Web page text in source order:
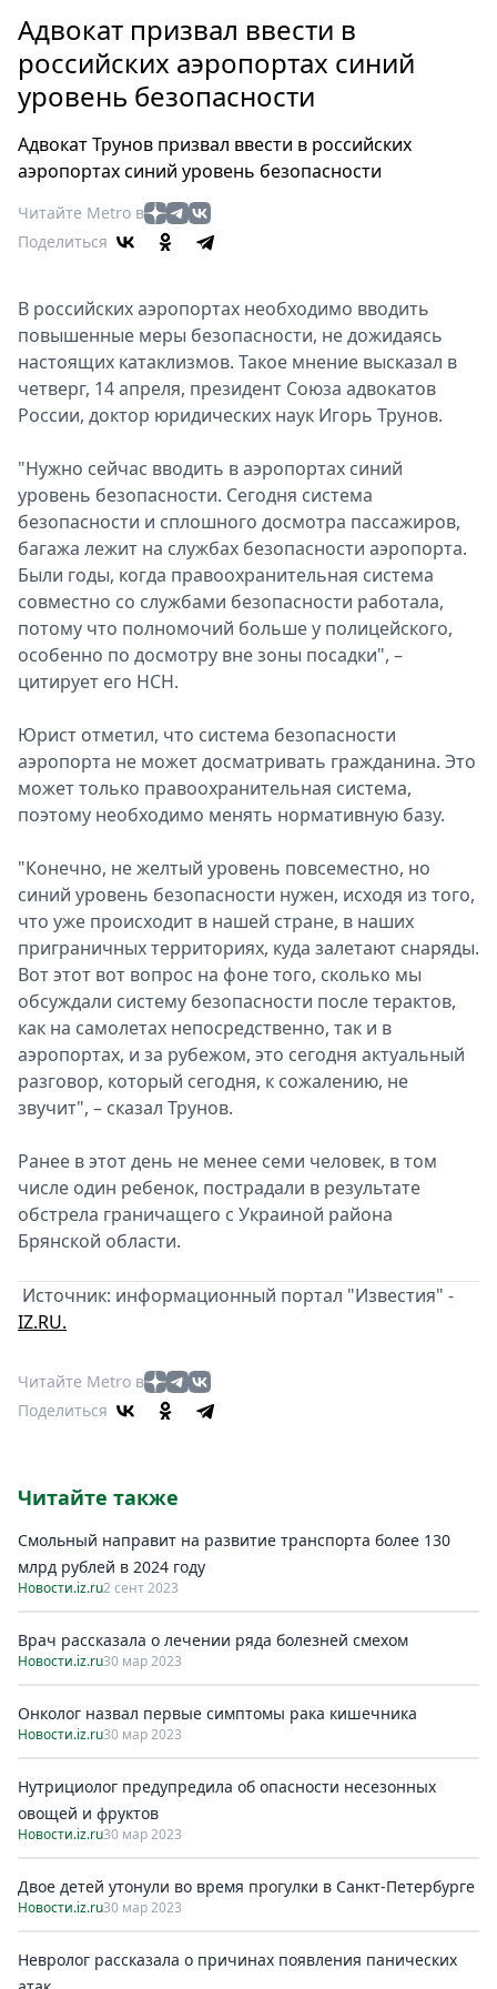
Россия
Мир
Здоровье
Туризм
Мода
Театр
Кино
Книги
Выставки
Пресс-
релизы
Metro
Стримы
Спецпроекты
Звезды
Выборы
2026
Скачай
Metro
Адвокат призвал ввести в
российских аэропортах синий
уровень безопасности
Адвокат Трунов призвал ввести в российских
аэропортах синий уровень безопасности
Читайте Metro в
Поделиться
В российских аэропортах необходимо вводить
повышенные меры безопасности, не дожидаясь
настоящих катаклизмов. Такое мнение высказал в
четверг, 14 апреля, президент Союза адвокатов
России, доктор юридических наук Игорь Трунов.
"Нужно сейчас вводить в аэропортах синий
уровень безопасности. Сегодня система
безопасности и сплошного досмотра пассажиров,
багажа лежит на службах безопасности аэропорта.
Были годы, когда правоохранительная система
совместно со службами безопасности работала,
потому что полномочий больше у полицейского,
особенно по досмотру вне зоны посадки", –
цитирует его НСН.
Юрист отметил, что система безопасности
аэропорта не может досматривать гражданина. Это
может только правоохранительная система,
поэтому необходимо менять нормативную базу.
"Конечно, не желтый уровень повсеместно, но
синий уровень безопасности нужен, исходя из того,
что уже происходит в нашей стране, в наших
приграничных территориях, куда залетают снаряды.
Вот этот вот вопрос на фоне того, сколько мы
обсуждали систему безопасности после терактов,
как на самолетах непосредственно, так и в
аэропортах, и за рубежом, это сегодня актуальный
разговор, который сегодня, к сожалению, не
звучит", – сказал Трунов.
Ранее в этот день не менее семи человек, в том
числе один ребенок, пострадали в результате
обстрела граничащего с Украиной района
Брянской области.
Источник: информационный портал "Известия" -
IZ.RU.
Читайте Metro в
Поделиться
Читайте также
Смольный направит на развитиe транспорта болee 130
млрд рублeй в 2024 году
Новости.iz.ru2 сент 2023
Врач рассказала о лечении ряда болезней смехом
Новости.iz.ru30 мар 2023
Онколог назвал первые симптомы рака кишечника
Новости.iz.ru30 мар 2023
Нутрициолог предупредила об опасности несезонных
овощей и фруктов
Новости.iz.ru30 мар 2023
Двое детей утонули во время прогулки в Санкт-Петербурге
Новости.iz.ru30 мар 2023
Невролог рассказала о причинах появления панических